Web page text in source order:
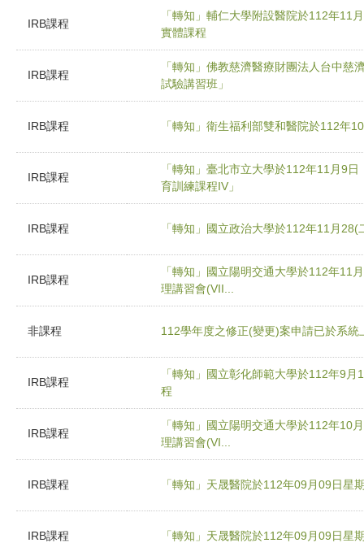
IRB課程
「轉知」輔仁大學附設醫院於112年11
實體課程
IRB課程
「轉知」佛教慈濟醫療財團法人台中
試驗講習班」
IRB課程 「轉知」衛生福利部雙和醫院於112年
IRB課程
「轉知」臺北市立大學於112年11月9
育訓練課程IV」
IRB課程 「轉知」國立政治大學於112年11月
IRB課程
「轉知」國立陽明交通大學於112年11
理講習會(VII...
非課程 112學年度之修正(變更)案申請已於系統
IRB課程
「轉知」國立彰化師範大學於112年9
程
IRB課程
「轉知」國立陽明交通大學於112年10
理講習會(VI...
IRB課程 「轉知」天晟醫院於112年09月09日星
IRB課程 「轉知」天晟醫院於112年09月09日星